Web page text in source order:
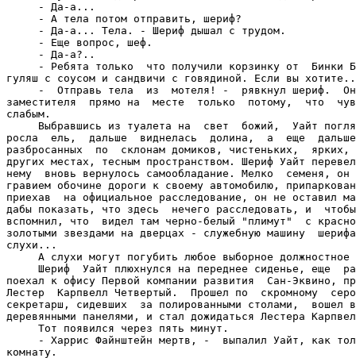
     - Да-а...
     - А тела потом отправить, шериф?
     - Да-а... Тела. - Шериф дышал с трудом.
     - Еще вопрос, шеф.
     - Да-а?..
- Ребята только  что получили корзинку от  Бинки
гуляш с соусом и сандвичи с говядиной. Если вы
-  Отправь тела  из  мотеля! -  рявкнул шериф.
заместителя  прямо на  месте  только  потому,  что
слабым.
Выбравшись из туалета на  свет  божий,  Уайт
росла  ель,  дальше  виднелась  долина,  а  еще
разбросанных  по  склонам домиков, чистеньких,
других местах, тесным пространством. Шериф Уайт
нему  вновь вернулось самообладание. Мелко  семеня, он
гравием обочине дороги к своему автомобилю,
приехав  на официальное расследование, он не оставил
дабы показать, что здесь  нечего расследовать, и
вспомнил, что  видел там черно-белый "плимут"  с
золотыми звездами на дверцах - служебную машину
слухи...
А слухи могут погубить любое выборное должностное
Шериф  Уайт плюхнулся на переднее сиденье, еще
поехал к офису Первой компании развития  Сан-Эквино,
Лестер  Карпвелл Четвертый.  Прошел по  скромному
секретарш, сидевших  за полированными столами,  вошел
деревянными панелями, и стал дожидаться Лестера
     Тот появился через пять минут.
- Харрис Файнштейн мертв, -  выпалил Уайт, как
комнату.